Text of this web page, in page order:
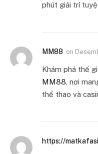
phút giải trí
MM88 on
Khám phá thế
MM88 , nơi
thể thao và
https://